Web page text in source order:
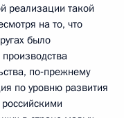
реализации такой
на то, что
было
по‑прежнему
по уровню развития